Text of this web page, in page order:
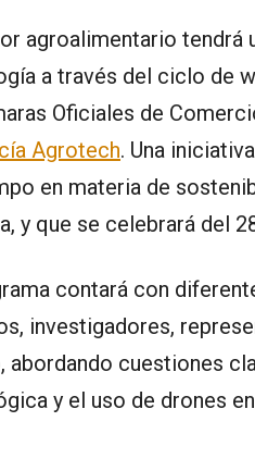
agroalimentario tendrá
a través del ciclo de
Oficiales de
Agrotech. Una
en materia de
y que se celebrará del
contará con
investigadores,
abordando cuestiones
y el uso de drones